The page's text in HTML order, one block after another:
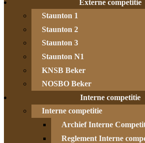
Externe competitie
Staunton 1
Staunton 2
Staunton 3
Staunton N1
KNSB Beker
NOSBO Beker
Interne competitie
Interne competitie
Archief Interne
Reglement Interne